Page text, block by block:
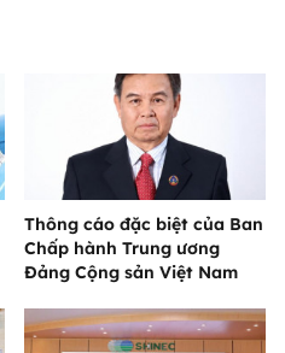
Thông cáo đặc biệt của Ban
Chấp hành Trung ương
Đảng Cộng sản Việt Nam